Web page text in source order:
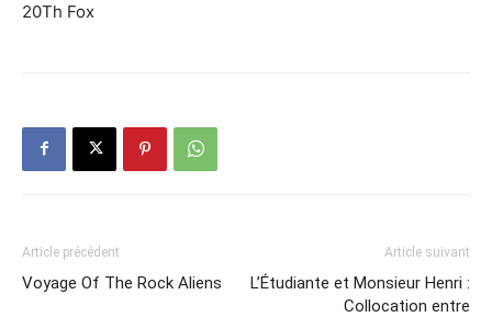
20Th Fox
Article précédent
Voyage Of The Rock Aliens
Article suivant
L’Étudiante et Monsieur Henri :
Collocation entre